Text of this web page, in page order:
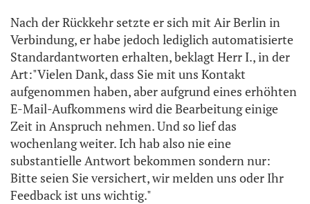
Nach der Rückkehr setzte er sich mit Air Berlin in
Verbindung, er habe jedoch lediglich automatisierte
Standardantworten erhalten, beklagt Herr I., in der
Art:"Vielen Dank, dass Sie mit uns Kontakt
aufgenommen haben, aber aufgrund eines erhöhten
E-Mail-Aufkommens wird die Bearbeitung einige
Zeit in Anspruch nehmen. Und so lief das
wochenlang weiter. Ich hab also nie eine
substantielle Antwort bekommen sondern nur:
Bitte seien Sie versichert, wir melden uns oder Ihr
Feedback ist uns wichtig."